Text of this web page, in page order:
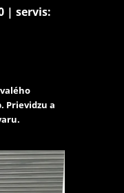
| servis:
Prievidzu a